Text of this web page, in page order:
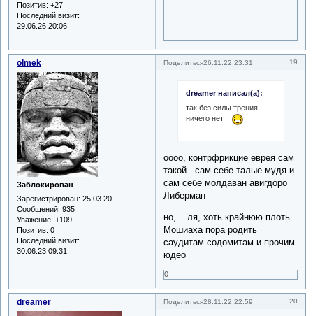
Позитив: +27
Последний визит:
29.06.26 20:06
Поделиться 19
26.11.22 23:31
olmek
Заблокирован
Зарегистрирован: 25.03.20
Сообщений: 935
Уважение: +109
Позитив: 0
Последний визит:
30.06.23 09:31
dreamer написал(а):
так без силы трения
ничего нет
оооо, контрфрикцие еврея сам
такой - сам себе талые мудя и
сам себе молдаван авигдоро
Либерман
но, .. ля, хоть крайнюю плоть
Мошиаха пора родить
саудитам содомитам и прочим
юдео
0
Поделиться 20
28.11.22 22:59
dreamer